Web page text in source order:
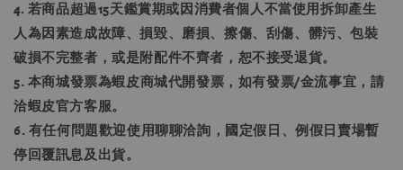
4. 若商品超過15天鑑賞期或因消費者個人不當使用拆卸產生
人為因素造成故障、損毀、磨損、擦傷、刮傷、髒污、包裝
破損不完整者，或是附配件不齊者，恕不接受退貨。
5. 本商城發票為蝦皮商城代開發票，如有發票/金流事宜，請
洽蝦皮官方客服。
6. 有任何問題歡迎使用聊聊洽詢，國定假日、例假日賣場暫
停回覆訊息及出貨。